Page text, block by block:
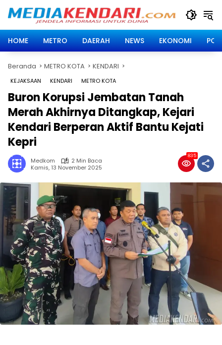
HOME
METRO DAERAH NEWS EKONOMI
Beranda METRO KOTA KENDARI
KEJAKSAAN KENDARI METRO KOTA
Buron Korupsi Jembatan Tanah
Merah Akhirnya Ditangkap, Kejari
Kendari Berperan Aktif Bantu Kejati
Kepri
Medkom
2 Min Baca
Kamis, 13 November 2025
835